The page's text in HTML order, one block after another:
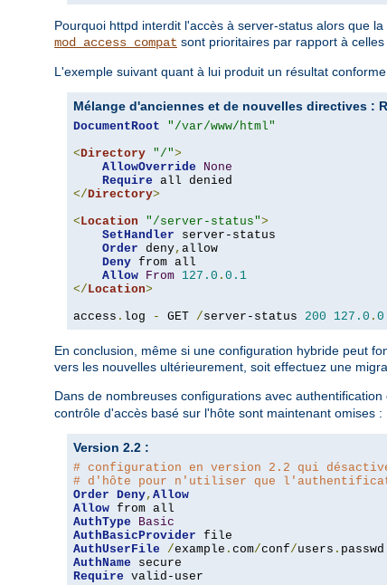
Pourquoi httpd interdit l'accès à server-status alors que
mod_access_compat sont prioritaires par rapport à celles
L'exemple suivant quant à lui produit un résultat
Mélange d'anciennes et de nouvelles directives :
DocumentRoot
"/var/www/html"
<Directory "/">
AllowOverride
None
Require
</Directory>
<Location "/server-status">
SetHandler server-status
Order deny, allow
Deny from all
Allow From 127.0 . 0.1
</Location>
access . log - GET /server-status 200 127.0 .
En conclusion, même si une configuration hybride peut
vers les nouvelles ultérieurement, soit effectuez une
Dans de nombreuses configurations avec authentification
contrôle d'accès basé sur l'hôte sont maintenant omises :
Version 2.2 :
# configuration en version 2.2 qui
# d'hôte pour n'utiliser que
Order Deny, Allow
Allow
AuthType
Basic
AuthBasicProvider
AuthUserFile
/example . com/conf/users .
AuthName
Require valid-user